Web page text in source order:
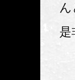
是